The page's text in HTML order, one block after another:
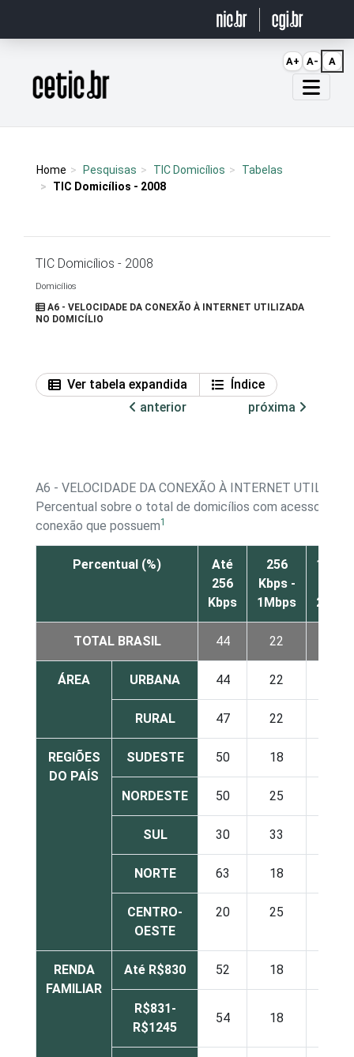
Página inicial
Home Pesquisas TIC Domicílios
Tabelas
TIC Domicílios - 2008
TIC Domicílios - 2008
Domicílios
A6 - VELOCIDADE DA CONEXÃO À INTERNET UTILIZADA
NO DOMICÍLIO
Ver tabela expandida
Índice
anterior
próxima
A6 - VELOCIDADE DA CONEXÃO À INTERNET
Percentual sobre o total de domicílios com acesso à
conexão que possuem1
Percentual (%)
Até
256
Kbps
256
Kbps -
1Mbps
TOTAL BRASIL 44 22
ÁREA URBANA 44 22
RURAL 47 22
REGIÕES
DO PAÍS
SUDESTE 50 18
NORDESTE 50 25
SUL 30 33
NORTE 63 18
CENTRO-
OESTE
20 25
RENDA
FAMILIAR
Até R$830 52 18
R$831-
R$1245
54 18
A+ A- A